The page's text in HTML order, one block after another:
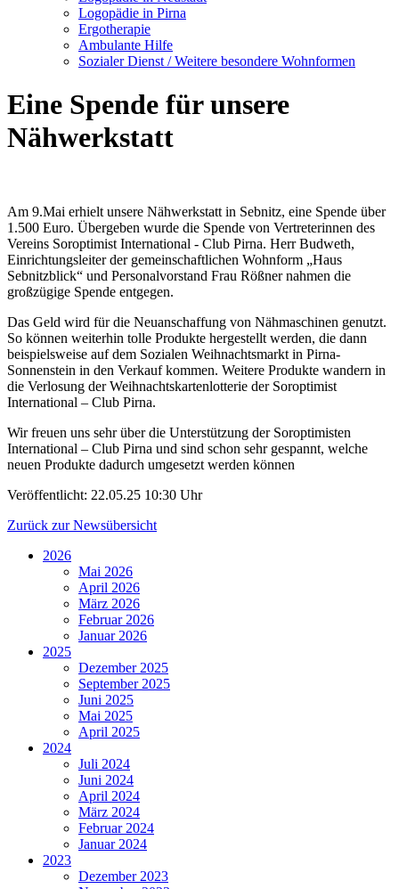
Logopädie in Pirna
Ergotherapie
Ambulante Hilfe
Sozialer Dienst / Weitere besondere Wohnformen
Eine Spende für unsere
Nähwerkstatt
Am 9.Mai erhielt unsere Nähwerkstatt in Sebnitz, eine Spende über
1.500 Euro. Übergeben wurde die Spende von Vertreterinnen des
Vereins Soroptimist International - Club Pirna. Herr Budweth,
Einrichtungsleiter der gemeinschaftlichen Wohnform „Haus
Sebnitzblick“ und Personalvorstand Frau Rößner nahmen die
großzügige Spende entgegen.
Das Geld wird für die Neuanschaffung von Nähmaschinen genutzt.
So können weiterhin tolle Produkte hergestellt werden, die dann
beispielsweise auf dem Sozialen Weihnachtsmarkt in Pirna-
Sonnenstein in den Verkauf kommen. Weitere Produkte wandern in
die Verlosung der Weihnachtskartenlotterie der Soroptimist
International – Club Pirna.
Wir freuen uns sehr über die Unterstützung der Soroptimisten
International – Club Pirna und sind schon sehr gespannt, welche
neuen Produkte dadurch umgesetzt werden können
Veröffentlicht: 22.05.25 10:30 Uhr
Zurück zur Newsübersicht
2026
Mai 2026
April 2026
März 2026
Februar 2026
Januar 2026
2025
Dezember 2025
September 2025
Juni 2025
Mai 2025
April 2025
2024
Juli 2024
Juni 2024
April 2024
März 2024
Februar 2024
Januar 2024
2023
Dezember 2023